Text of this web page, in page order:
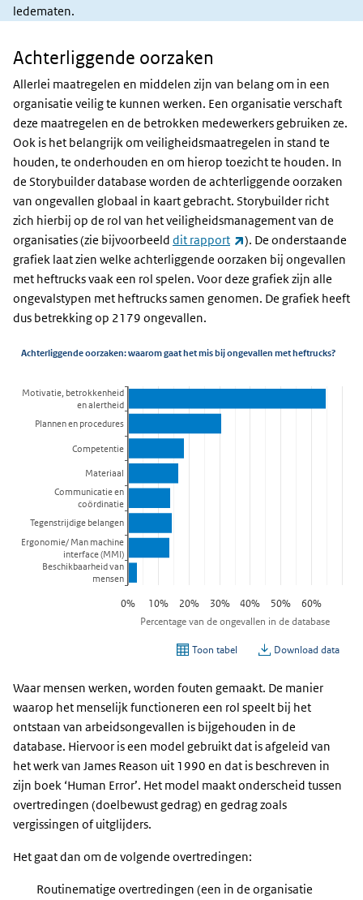
ledematen.
Achterliggende
oorzaken
Achterliggende oorzaken
Allerlei maatregelen en middelen zijn van belang om in een
organisatie veilig te kunnen werken. Een organisatie verschaft
deze maatregelen en de betrokken medewerkers gebruiken ze.
Ook is het belangrijk om veiligheidsmaatregelen in stand te
houden, te onderhouden en om hierop toezicht te houden. In
de Storybuilder database worden de achterliggende oorzaken
van ongevallen globaal in kaart gebracht. Storybuilder richt
zich hierbij op de rol van het veiligheidsmanagement van de
organisaties (zie bijvoorbeeld dit rapport (externe link)
). De onderstaande
grafiek laat zien welke achterliggende oorzaken bij ongevallen
met heftrucks vaak een rol spelen. Voor deze grafiek zijn alle
ongevalstypen met heftrucks samen genomen. De grafiek heeft
dus betrekking op 2179 ongevallen.
Waar mensen werken, worden fouten gemaakt. De manier
waarop het menselijk functioneren een rol speelt bij het
ontstaan van arbeidsongevallen is bijgehouden in de
database. Hiervoor is een model gebruikt dat is afgeleid van
het werk van James Reason uit 1990 en dat is beschreven in
zijn boek ‘Human Error’. Het model maakt onderscheid tussen
overtredingen (doelbewust gedrag) en gedrag zoals
vergissingen of uitglijders.
Het gaat dan om de volgende overtredingen:
Routinematige overtredingen (een in de organisatie